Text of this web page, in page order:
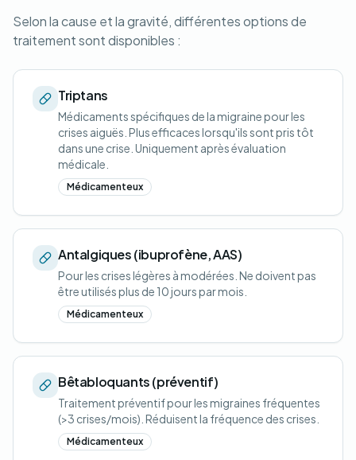
Selon la cause et la gravité, différentes options de
traitement sont disponibles :
Triptans
Médicaments spécifiques de la migraine pour les
crises aiguës. Plus efficaces lorsqu'ils sont pris tôt
dans une crise. Uniquement après évaluation
médicale.
Médicamenteux
Antalgiques (ibuprofène, AAS)
Pour les crises légères à modérées. Ne doivent pas
être utilisés plus de 10 jours par mois.
Médicamenteux
Bêtabloquants (préventif)
Traitement préventif pour les migraines fréquentes
(>3 crises/mois). Réduisent la fréquence des crises.
Médicamenteux